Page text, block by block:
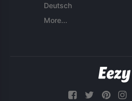
Deutsch
More...